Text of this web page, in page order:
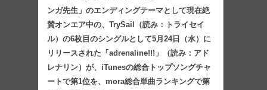
ンガ先生」のエンディングテーマとして現在絶
賛オンエア中の、TrySail（読み：トライセイ
ル）の6枚目のシングルとして5月24日（水）に
リリースされた「adrenaline!!!」（読み：アド
レナリン）が、iTunesの総合トップソングチャ
ートで第1位を、mora総合単曲ランキングで第